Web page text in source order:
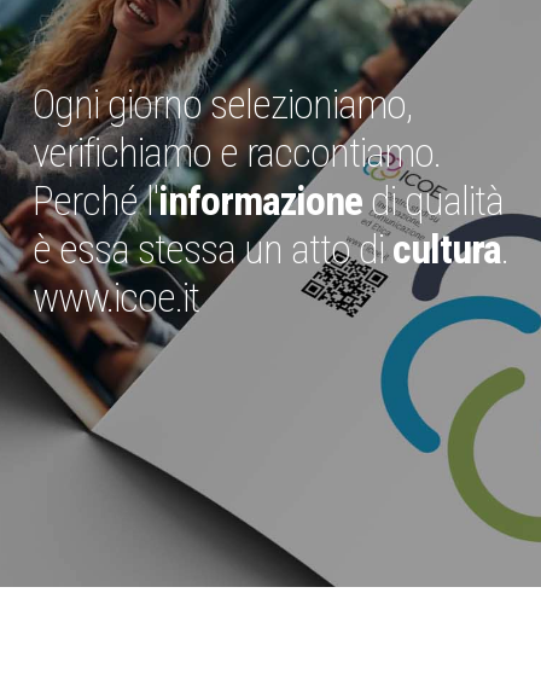
Ogni giorno selezioniamo,
verifichiamo e raccontiamo.
Perché l'informazionedi qualità
è essa stessa un atto dicultura.
www.icoe.it